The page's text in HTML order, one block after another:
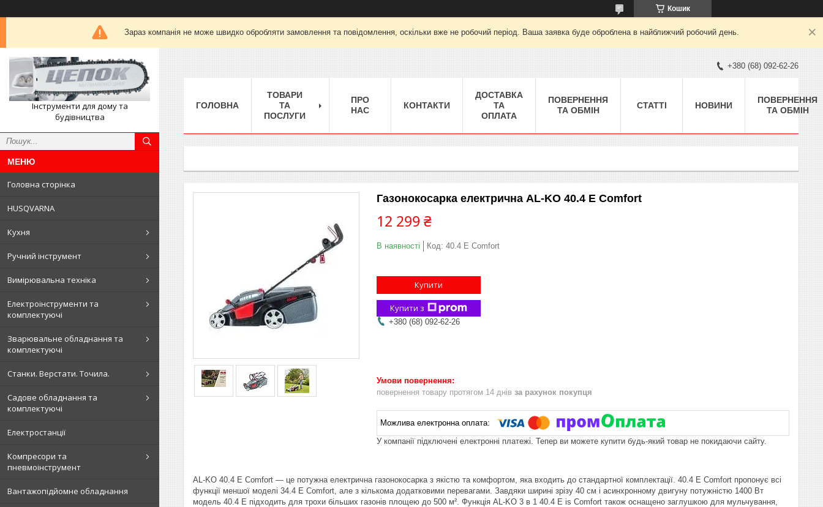
Кошик
Зараз компанія не може швидко обробляти замовлення та повідомлення, оскільки вже не робочий період. Ваша заявка буде оброблена в найближчий робочий день.
Інструменти для дому та
будівництва
Головна сторінка
HUSQVARNA
Кухня
Ручний інструмент
Вимірювальна техніка
Електроінструменти та
комплектуючі
Зварювальне обладнання та
комплектуючі
Станки. Верстати. Точила.
Садове обладнання та
комплектуючі
Електростанції
Компресори та
пневмоінструмент
Вантажопідйомне обладнання
+380 (68) 092-62-26
ГОЛОВНА
ТОВАРИ
ТА
ПОСЛУГИ
ПРО
НАС
КОНТАКТИ
ДОСТАВКА
ТА
ОПЛАТА
ПОВЕРНЕННЯ
ТА ОБМІН
СТАТТІ НОВИНИ
ПОВЕРНЕННЯ
ТА ОБМІН
Газонокосарка електрична AL-KO 40.4 E Comfort
12 299 ₴
В наявності Код: 40.4 E Comfort
Купити
Купити з
+380 (68) 092-62-26
повернення товару протягом 14 днів за рахунок покупця
У компанії підключені електронні платежі. Тепер ви можете купити будь-який товар не покидаючи сайту.
AL-KO 40.4 E Comfort — це потужна електрична газонокосарка з якістю та комфортом, яка входить до стандартної комплектації. 40.4 E Comfort пропонує всі
функції меншої моделі 34.4 E Comfort, але з кількома додатковими перевагами. Завдяки ширині зрізу 40 см і асинхронному двигуну потужністю 1400 Вт
модель 40.4 E підходить для трохи більших газонів площею до 500 м². Функція AL-KO 3 в 1 40.4 E is Comfort також оснащено заглушкою для мульчування,